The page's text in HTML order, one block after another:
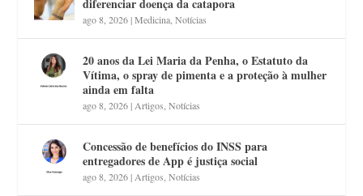
ago 8, 2026|Medicina ,Notícias
20 anos da Lei Maria da Penha, o Estatuto da
Vítima, o spray de pimenta e a proteção à mulher
ainda em falta
ago 8, 2026| Artigos ,Notícias
Concessão de benefícios do INSS para
entregadores de App é justiça social
ago 8, 2026| Artigos ,Notícias